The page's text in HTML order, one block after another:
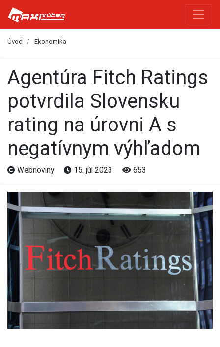
Úvod Ekonomika
Agentúra Fitch Ratings
potvrdila Slovensku
rating na úrovni A s
negatívnym výhľadom
Webnoviny 15. júl 2023 653